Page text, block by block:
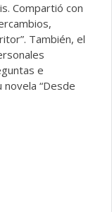
Compartió con
También, el
e
“Desde